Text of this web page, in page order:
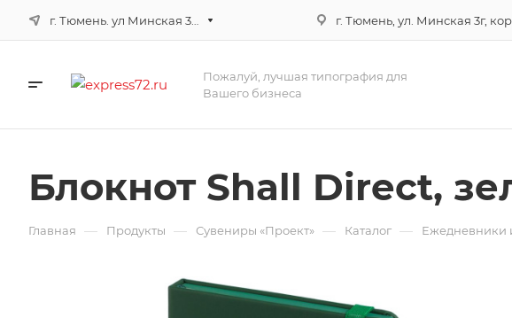
г. Тюмень, ул. Минская 3г,
Пожалуй, лучшая типография для
Вашего бизнеса
Блокнот Shall Direct,
Главная — Продукты — Сувениры «Проект» — Каталог — Ежедневники